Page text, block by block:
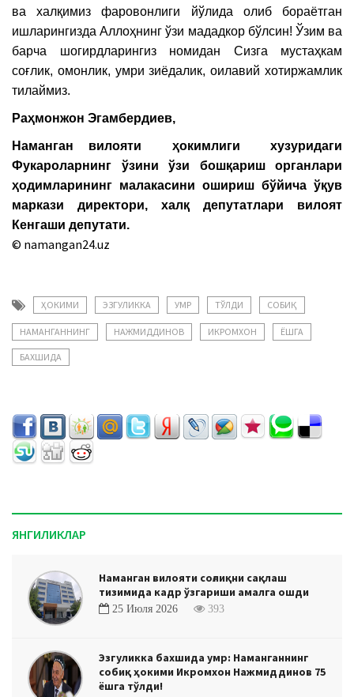
ва халқимиз фаровонлиги йўлида олиб бораётган
ишларингизда Аллоҳнинг ўзи мададкор бўлсин! Ўзим ва
барча шогирдларингиз номидан Сизга мустаҳкам
соғлик, омонлик, умри зиёдалик, оилавий хотиржамлик
тилаймиз.
Раҳмонжон Эгамбердиев,
Наманган вилояти ҳокимлиги хузуридаги
Фукароларнинг ўзини ўзи бошқариш органлари
ҳодимларининг малакасини ошириш бўйича ўқув
маркази директори, халқ депутатлари вилоят
Кенгаши депутати.
© namangan24.uz
ҲОКИМИ ЭЗГУЛИККА УМР ТЎЛДИ СОБИҚ
НАМАНГАННИНГ НАЖМИДДИНОВ ИКРОМХОН ЁШГА
БАХШИДА
ЯНГИЛИКЛАР
Наманган вилояти соғлиқни сақлаш
тизимида кадр ўзгариши амалга ошди
25 Июля 2026 393
Эзгуликка бахшида умр: Наманганнинг
собиқ ҳокими Икромхон Нажмиддинов 75
ёшга тўлди!